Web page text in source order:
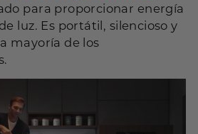
para proporcionar energía
luz. Es portátil, silencioso y
mayoría de los